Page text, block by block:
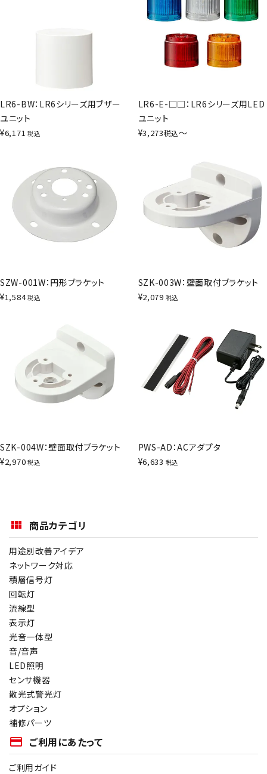
LR6-BW：LR6シリーズ用ブザー
ユニット
¥6,171 税込
LR6-E-□□：LR6シリーズ用LED
ユニット
¥3,273税込〜
SZW-001W：円形ブラケット
¥1,584 税込
SZK-003W：壁面取付ブラケット
¥2,079 税込
SZK-004W：壁面取付ブラケット
¥2,970 税込
PWS-AD：ACアダプタ
¥6,633 税込
商品カテゴリ
用途別改善アイデア
ネットワーク対応
積層信号灯
回転灯
流線型
表示灯
光音一体型
音/音声
LED照明
センサ機器
散光式警光灯
オプション
補修パーツ
payment ご利用にあたって
ご利用ガイド